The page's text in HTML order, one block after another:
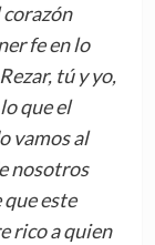
corazón
fe en lo
tú y yo,
que el
vamos al
nosotros
este
rico a quien